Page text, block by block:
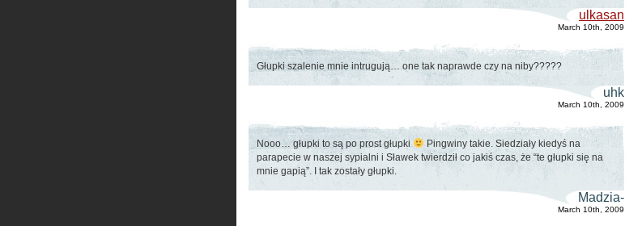
ulkasan
March 10th, 2009
Głupki szalenie mnie intrugują… one tak naprawde czy na niby?????
uhk
March 10th, 2009
Nooo… głupki to są po prost głupki
Pingwiny takie. Siedziały kiedyś na
parapecie w naszej sypialni i Sławek twierdził co jakiś czas, że “te głupki się na
mnie gapią”. I tak zostały głupki.
Madzia-
March 10th, 2009